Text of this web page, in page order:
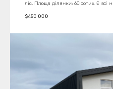
ліс. Площа ділянки: 60 сотих. Є всі
$450 000